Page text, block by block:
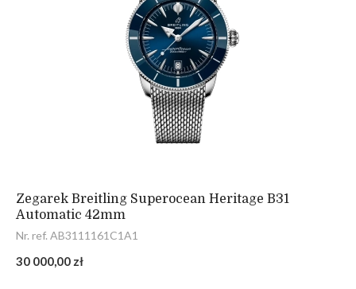
Zegarek Breitling Superocean Heritage B31
Automatic 42mm
Nr. ref. AB3111161C1A1
30 000,00 zł